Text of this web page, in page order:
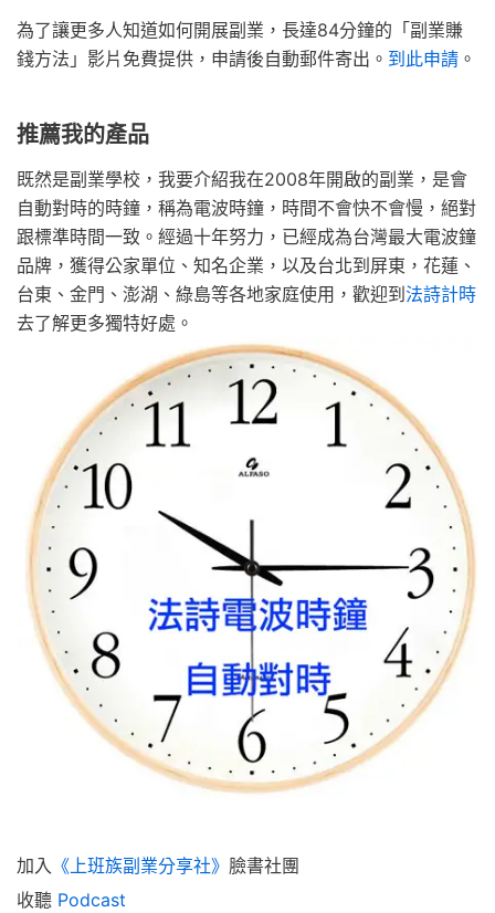
為了讓更多人知道如何開展副業，長達84分鐘的「副業賺
錢方法」影片免費提供，申請後自動郵件寄出。 到此申請 。
推薦我的產品
既然是副業學校，我要介紹我在2008年開啟的副業，是會
自動對時的時鐘，稱為電波時鐘，時間不會快不會慢，絕對
跟標準時間一致。經過十年努力，已經成為台灣最大電波鐘
品牌，獲得公家單位、知名企業，以及台北到屏東，花蓮、
台東、金門、澎湖、綠島等各地家庭使用，歡迎到法詩計時
去了解更多獨特好處。
加入 《上班族副業分享社》 臉書社團
收聽 Podcast